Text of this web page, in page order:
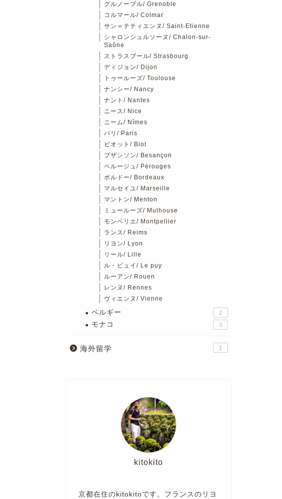
グルノーブル/ Grenoble
コルマール/ Colmar
サン＝テティエンヌ/ Saint-Etienne
シャロンシュルソーヌ/ Chalon-sur-
Saône
ストラスブール/ Strasbourg
ディジョン/ Dijon
トゥールーズ/ Toulouse
ナンシー/ Nancy
ナント/ Nantes
ニース/ Nice
ニーム/ Nîmes
パリ/ Paris
ビオット/ Biot
ブザンソン/ Besançon
ペルージュ/ Pérouges
ボルドー/ Bordeaux
マルセイユ/ Marseille
マントン/ Menton
ミュールーズ/ Mulhouse
モンペリエ/ Montpellier
ランス/ Reims
リヨン/ Lyon
リール/ Lille
ル・ピュイ/ Le puy
ルーアン/ Rouen
レンヌ/ Rennes
ヴィエンヌ/ Vienne
ベルギー 2
モナコ 3
海外留学 1
kitokito
京都在住のkitokitoです。フランスのリヨ